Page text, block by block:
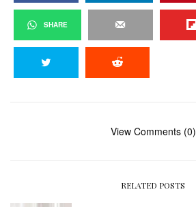
SHARE
View Comments (0)
RELATED POSTS